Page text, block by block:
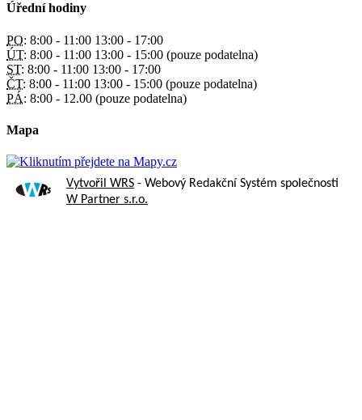
Úřední hodiny
PO: 8:00 - 11:00 13:00 - 17:00
ÚT: 8:00 - 11:00 13:00 - 15:00 (pouze podatelna)
ST: 8:00 - 11:00 13:00 - 17:00
ČT: 8:00 - 11:00 13:00 - 15:00 (pouze podatelna)
PÁ: 8:00 - 12.00 (pouze podatelna)
Mapa
Vytvořil WRS - Webový Redakční Systém společnosti
W Partner s.r.o.